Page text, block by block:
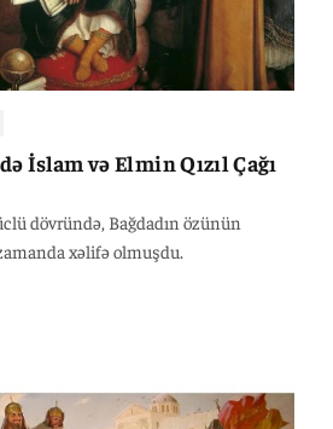
İslam və Elmin Qızıl Çağı
dövründə, Bağdadın özünün
xəlifə olmuşdu.